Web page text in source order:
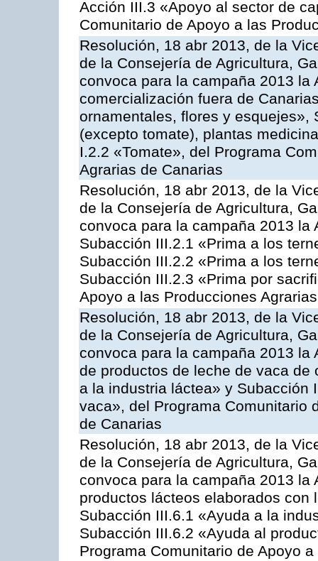
Acción III.3 «Apoyo al sector de
Comunitario de Apoyo a las
Resolución, 18 abr 2013, de la
de la Consejería de Agricultura,
convoca para la campaña 2013 la
comercialización fuera de
ornamentales, flores y esquejes»,
(excepto tomate), plantas
I.2.2 «Tomate», del Programa
Agrarias de Canarias
Resolución, 18 abr 2013, de la
de la Consejería de Agricultura,
convoca para la campaña 2013
Subacción III.2.1 «Prima a los
Subacción III.2.2 «Prima a los
Subacción III.2.3 «Prima por
Apoyo a las Producciones
Resolución, 18 abr 2013, de la
de la Consejería de Agricultura,
convoca para la campaña 2013
de productos de leche de vaca
a la industria láctea» y Subacción
vaca», del Programa Comunitario
de Canarias
Resolución, 18 abr 2013, de la
de la Consejería de Agricultura,
convoca para la campaña 2013
productos lácteos elaborados
Subacción III.6.1 «Ayuda a la
Subacción III.6.2 «Ayuda al
Programa Comunitario de Apoyo